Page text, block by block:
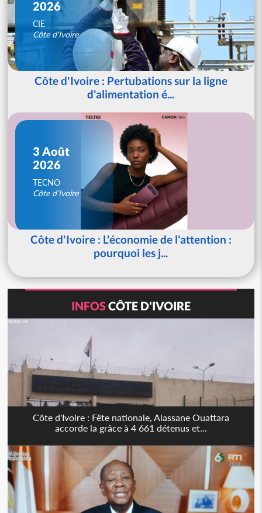
2026
CIE
Côte d'Ivoire
Côte d'Ivoire : Pertubations sur la ligne
d'alimentation é...
3 Août
2026
TECNO
Côte d'Ivoire
Côte d'Ivoire : L'économie de l'attention :
pourquoi les j...
INFOSCÔTE D'IVOIRE
Côte d'Ivoire : Fête nationale, Alassane Ouattara
accorde la grâce à 4 661 détenus et...